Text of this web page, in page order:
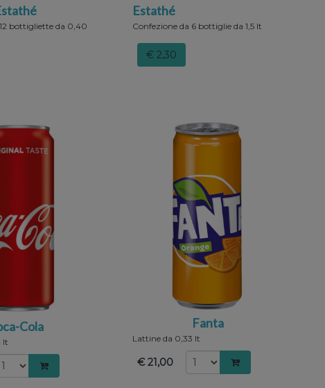
bottigliette da 0,40
Estathé
Confezione da 6 bottiglie da 1,5 lt
€ 2,30
Cola
lt
Fanta
Lattine da 0,33 lt
€ 21,00